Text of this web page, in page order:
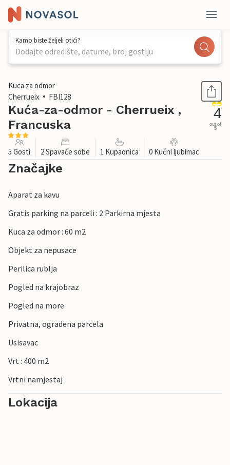
Kamo biste željeli otići?
Dodajte odredište, datume, broj gostiju
1 / 25
Kuca za odmor
Cherrueix
FBI128
Kuća-za-odmor - Cherrueix ,
Francuska
4
out of
5
5 Gosti 2 Spavaće sobe 1 Kupaonica 0 Kućni ljubimac
Značajke
Aparat za kavu
Gratis parking na parceli : 2 Parkirna mjesta
Kuca za odmor : 60 m2
Objekt za nepusace
Perilica rublja
Pogled na krajobraz
Pogled na more
Privatna, ogradena parcela
Usisavac
Vrt : 400 m2
Vrtni namjestaj
Lokacija